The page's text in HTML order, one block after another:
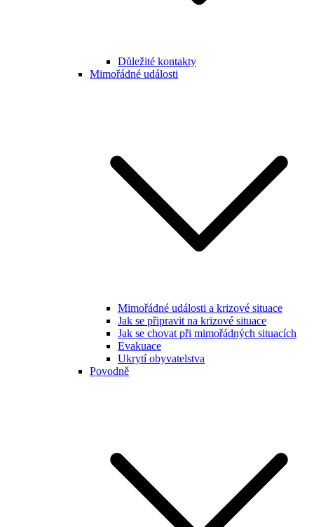
Důležité kontakty
Mimořádné události
Mimořádné události a krizové situace
Jak se připravit na krizové situace
Jak se chovat při mimořádných situacích
Evakuace
Ukrytí obyvatelstva
Povodně